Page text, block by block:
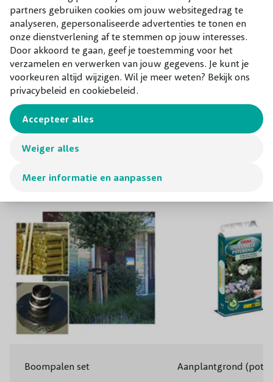
partners gebruiken cookies om jouw websitegedrag te
analyseren, gepersonaliseerde advertenties te tonen en
onze dienstverlening af te stemmen op jouw interesses.
Door akkoord te gaan, geef je toestemming voor het
verzamelen en verwerken van jouw gegevens. Je kunt je
voorkeuren altijd wijzigen. Wil je meer weten? Bekijk ons
privacybeleid en cookiebeleid.
Meer informatie en aanpassen
Weiger alles
Accepteer alles
bloeiende Parrotia persica is door zijn kleurrijke en
bijzondere kenmerken een spectaculaire eyecatcher voor
iedere tuin! Houd de grillige leiboom door middel van
snoei mooi in model en geniet intens van de opvallende
verschijning, die ook nog eens zeer winterhard en sterk is.
Combineer met
Onze aanraders bij dit product
Boompalen set
Aanplantgrond